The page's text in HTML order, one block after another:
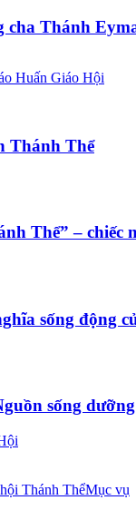
cha Thánh
Huấn Giáo Hội
Thánh Thể
Thể” –
sống động
sống
Thánh ThểMục vụ